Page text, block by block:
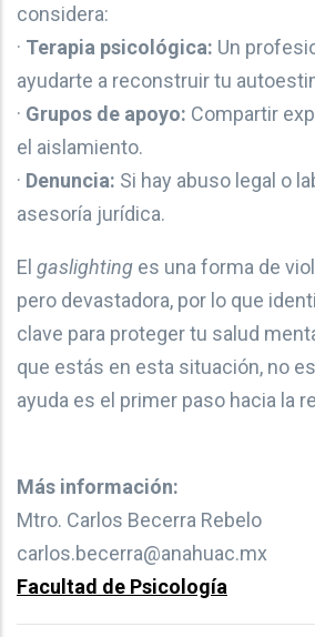
considera:
· Terapia psicológica: Un
ayudarte a reconstruir tu
· Grupos de apoyo: Compartir
el aislamiento.
· Denuncia: Si hay abuso legal o
asesoría jurídica.
El gaslighting es una forma de
pero devastadora, por lo que
clave para proteger tu salud
que estás en esta situación, no
ayuda es el primer paso hacia la
Más información:
Mtro. Carlos Becerra Rebelo
carlos.becerra@anahuac.mx
Facultad de Psicología